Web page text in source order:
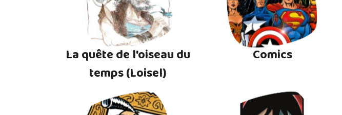
La quête de l'oiseau du
temps (Loisel)
Comics